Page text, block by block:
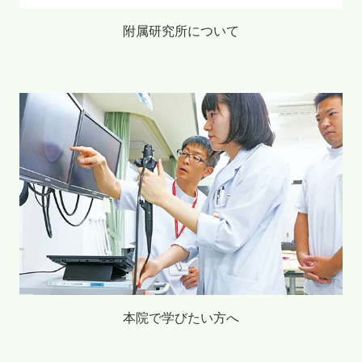
附属研究所について
本院で学びたい方へ